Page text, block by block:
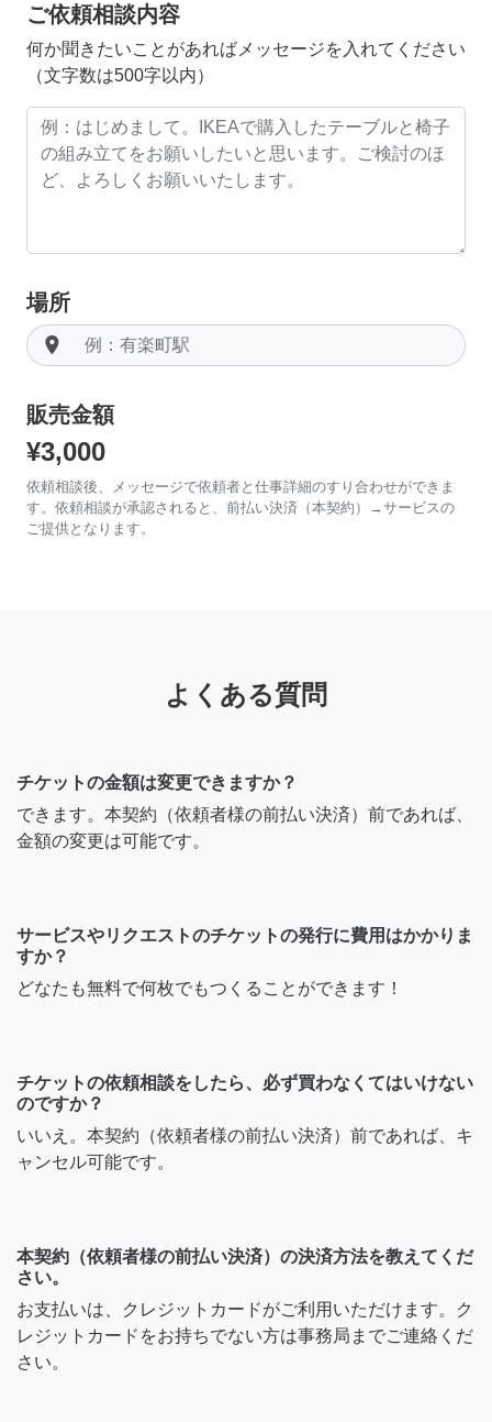
ご依頼相談内容
何か聞きたいことがあればメッセージを入れてください
（文字数は500字以内）
場所
room
販売金額
¥3,000
依頼相談後、メッセージで依頼者と仕事詳細のすり合わせができま
す。依頼相談が承認されると、前払い決済（本契約）→サービスの
ご提供となります。
よくある質問
チケットの金額は変更できますか？
できます。本契約（依頼者様の前払い決済）前であれば、
金額の変更は可能です。
サービスやリクエストのチケットの発行に費用はかかりま
すか？
どなたも無料で何枚でもつくることができます！
チケットの依頼相談をしたら、必ず買わなくてはいけない
のですか？
いいえ。本契約（依頼者様の前払い決済）前であれば、キ
ャンセル可能です。
本契約（依頼者様の前払い決済）の決済方法を教えてくだ
さい。
お支払いは、クレジットカードがご利用いただけます。ク
レジットカードをお持ちでない方は事務局までご連絡くだ
さい。